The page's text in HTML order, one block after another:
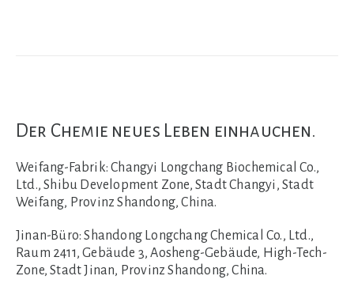
Der Chemie neues Leben einhauchen.
Weifang-Fabrik: Changyi Longchang Biochemical Co.,
Ltd., Shibu Development Zone, Stadt Changyi, Stadt
Weifang, Provinz Shandong, China.
Jinan-Büro: Shandong Longchang Chemical Co., Ltd.,
Raum 2411, Gebäude 3, Aosheng-Gebäude, High-Tech-
Zone, Stadt Jinan, Provinz Shandong, China.